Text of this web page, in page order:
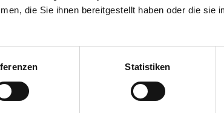
die Sie ihnen bereitgestellt haben oder die sie
Statistiken
Herzlichen Glückwunsch!
hier ein paar